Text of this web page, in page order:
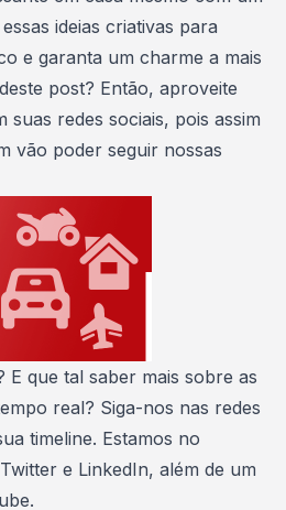
ideias criativas para
e garanta um charme a mais
post? Então, aproveite
redes sociais, pois assim
vão poder seguir nossas
E que tal saber mais sobre as
real? Siga-nos nas redes
timeline. Estamos no
Twitter e LinkedIn, além de um
.